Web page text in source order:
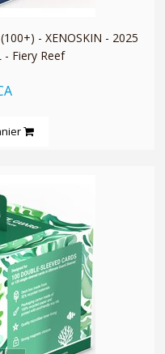
- XENOSKIN - 2025
- Fiery Reef